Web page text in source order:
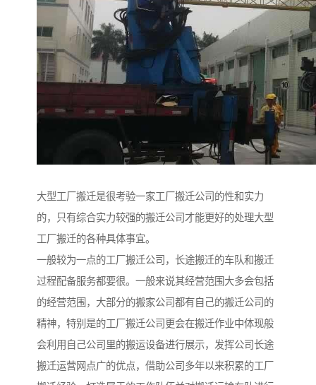
大型工厂搬迁是很考验一家工厂搬迁公司的性和实力
的，只有综合实力较强的搬迁公司才能更好的处理大型
工厂搬迁的各种具体事宜。
一般较为一点的工厂搬迁公司，长途搬迁的车队和搬迁
过程配备服务都要很。一般来说其经营范围大多会包括
的经营范围，大部分的搬家公司都有自己的搬迁公司的
精神，特别是的工厂搬迁公司更会在搬迁作业中体现般
会利用自己公司里的搬运设备进行展示，发挥公司长途
搬迁运营网点广的优点，借助公司多年以来积累的工厂